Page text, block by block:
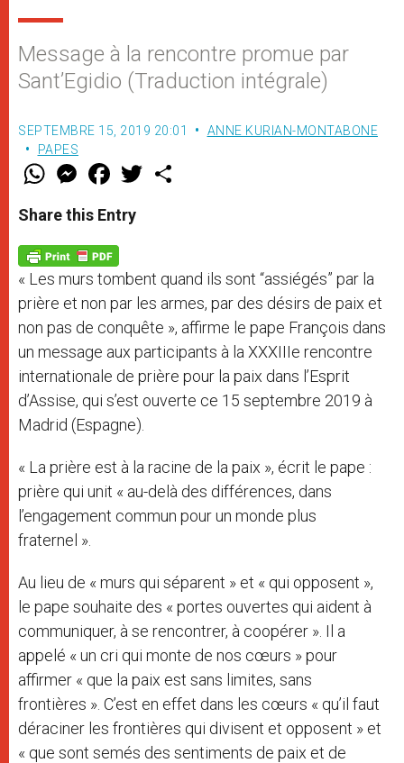
Message à la rencontre promue par
Sant’Egidio (Traduction intégrale)
SEPTEMBRE 15, 2019 20:01
ANNE KURIAN-MONTABONE
PAPES
W
t
s
p
p
M
e
s
e
g
e
r
F
a
e
b
o
k
w
Share this Entry
« Les murs tombent quand ils sont “assiégés” par la
prière et non par les armes, par des désirs de paix et
non pas de conquête », affirme le pape François dans
un message aux participants à la XXXIIIe rencontre
internationale de prière pour la paix dans l’Esprit
d’Assise, qui s’est ouverte ce 15 septembre 2019 à
Madrid (Espagne).
« La prière est à la racine de la paix », écrit le pape :
prière qui unit « au-delà des différences, dans
l’engagement commun pour un monde plus
fraternel ».
Au lieu de « murs qui séparent » et « qui opposent »,
le pape souhaite des « portes ouvertes qui aident à
communiquer, à se rencontrer, à coopérer ». Il a
appelé « un cri qui monte de nos cœurs » pour
affirmer « que la paix est sans limites, sans
frontières ». C’est en effet dans les cœurs « qu’il faut
déraciner les frontières qui divisent et opposent » et
« que sont semés des sentiments de paix et de